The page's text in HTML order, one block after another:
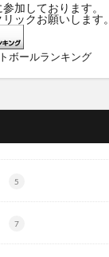
加しております。
ックお願いします。
ボールランキング
5
7